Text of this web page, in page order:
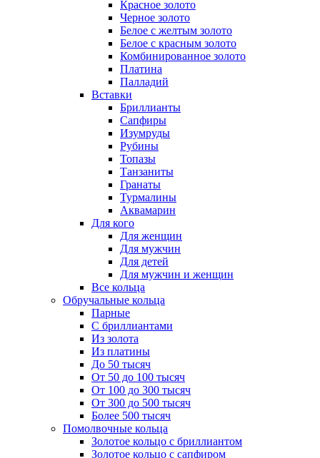
Красное золото
Черное золото
Белое с желтым золото
Белое с красным золото
Комбинированное золото
Платина
Палладий
Вставки
Бриллианты
Сапфиры
Изумруды
Рубины
Топазы
Танзаниты
Гранаты
Турмалины
Аквамарин
Для кого
Для женщин
Для мужчин
Для детей
Для мужчин и женщин
Все кольца
Обручальные кольца
Парные
С бриллиантами
Из золота
Из платины
До 50 тысяч
От 50 до 100 тысяч
От 100 до 300 тысяч
От 300 до 500 тысяч
Более 500 тысяч
Помолвочные кольца
Золотое кольцо с бриллиантом
Золотое кольцо с сапфиром